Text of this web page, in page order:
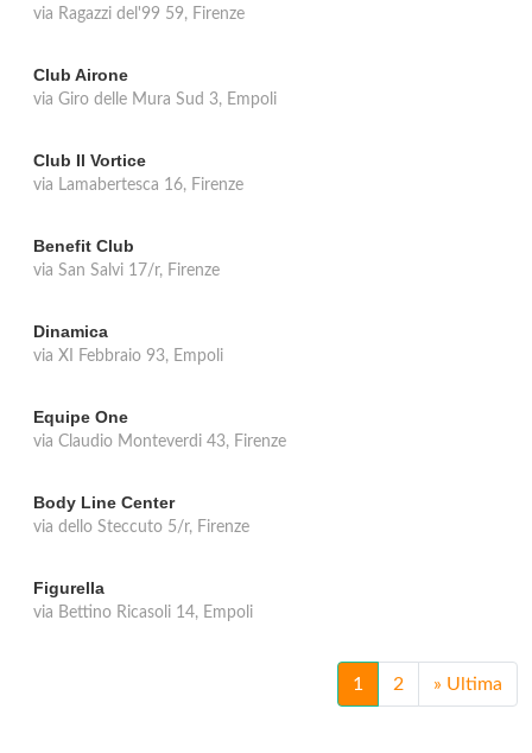
via Ragazzi del'99 59, Firenze
Club Airone
via Giro delle Mura Sud 3, Empoli
Club Il Vortice
via Lamabertesca 16, Firenze
Benefit Club
via San Salvi 17/r, Firenze
Dinamica
via XI Febbraio 93, Empoli
Equipe One
via Claudio Monteverdi 43, Firenze
Body Line Center
via dello Steccuto 5/r, Firenze
Figurella
via Bettino Ricasoli 14, Empoli
1 2 » Ultima